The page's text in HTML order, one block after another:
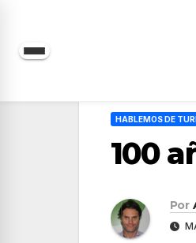
Saltar
HABLEMOS DE
100
Por